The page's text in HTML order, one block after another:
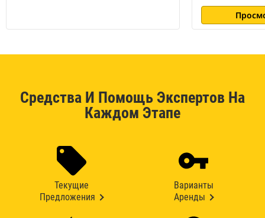
Средства И Помощь Экспертов На
Каждом Этапе
Текущие
Предложения
Варианты
Аренды